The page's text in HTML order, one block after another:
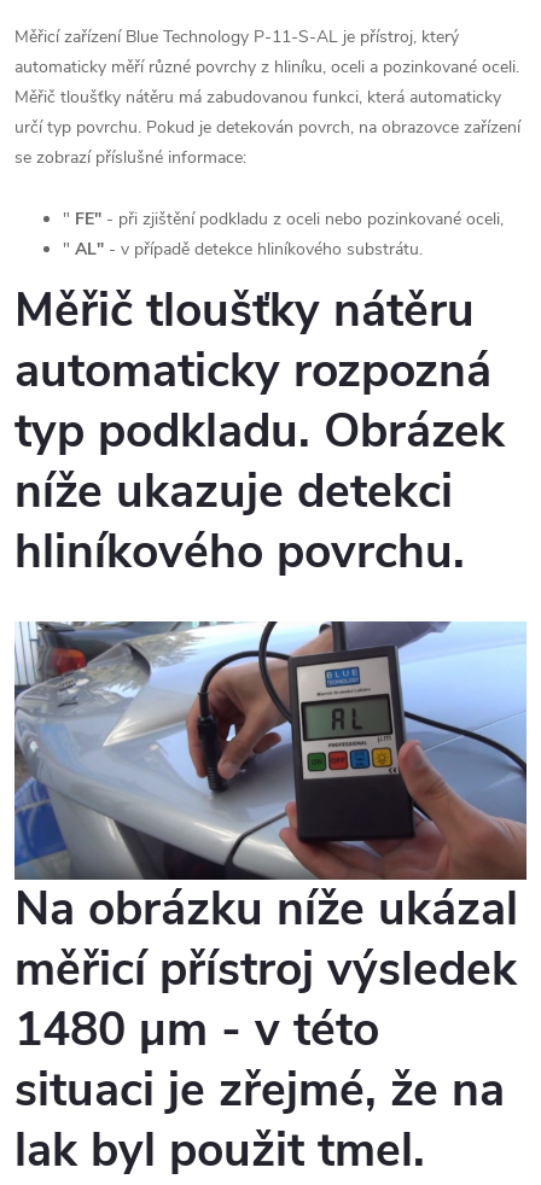
Měřicí zařízení Blue Technology P-11-S-AL je přístroj, který
automaticky měří různé povrchy z hliníku, oceli a pozinkované oceli.
Měřič tloušťky nátěru má zabudovanou funkci, která automaticky
určí typ povrchu. Pokud je detekován povrch, na obrazovce zařízení
se zobrazí příslušné informace:
" FE" - při zjištění podkladu z oceli nebo pozinkované oceli,
" AL" - v případě detekce hliníkového substrátu.
Měřič tloušťky nátěru
automaticky rozpozná
typ podkladu. Obrázek
níže ukazuje detekci
hliníkového povrchu.
Na obrázku níže ukázal
měřicí přístroj výsledek
1480 µm - v této
situaci je zřejmé, že na
lak byl použit tmel.